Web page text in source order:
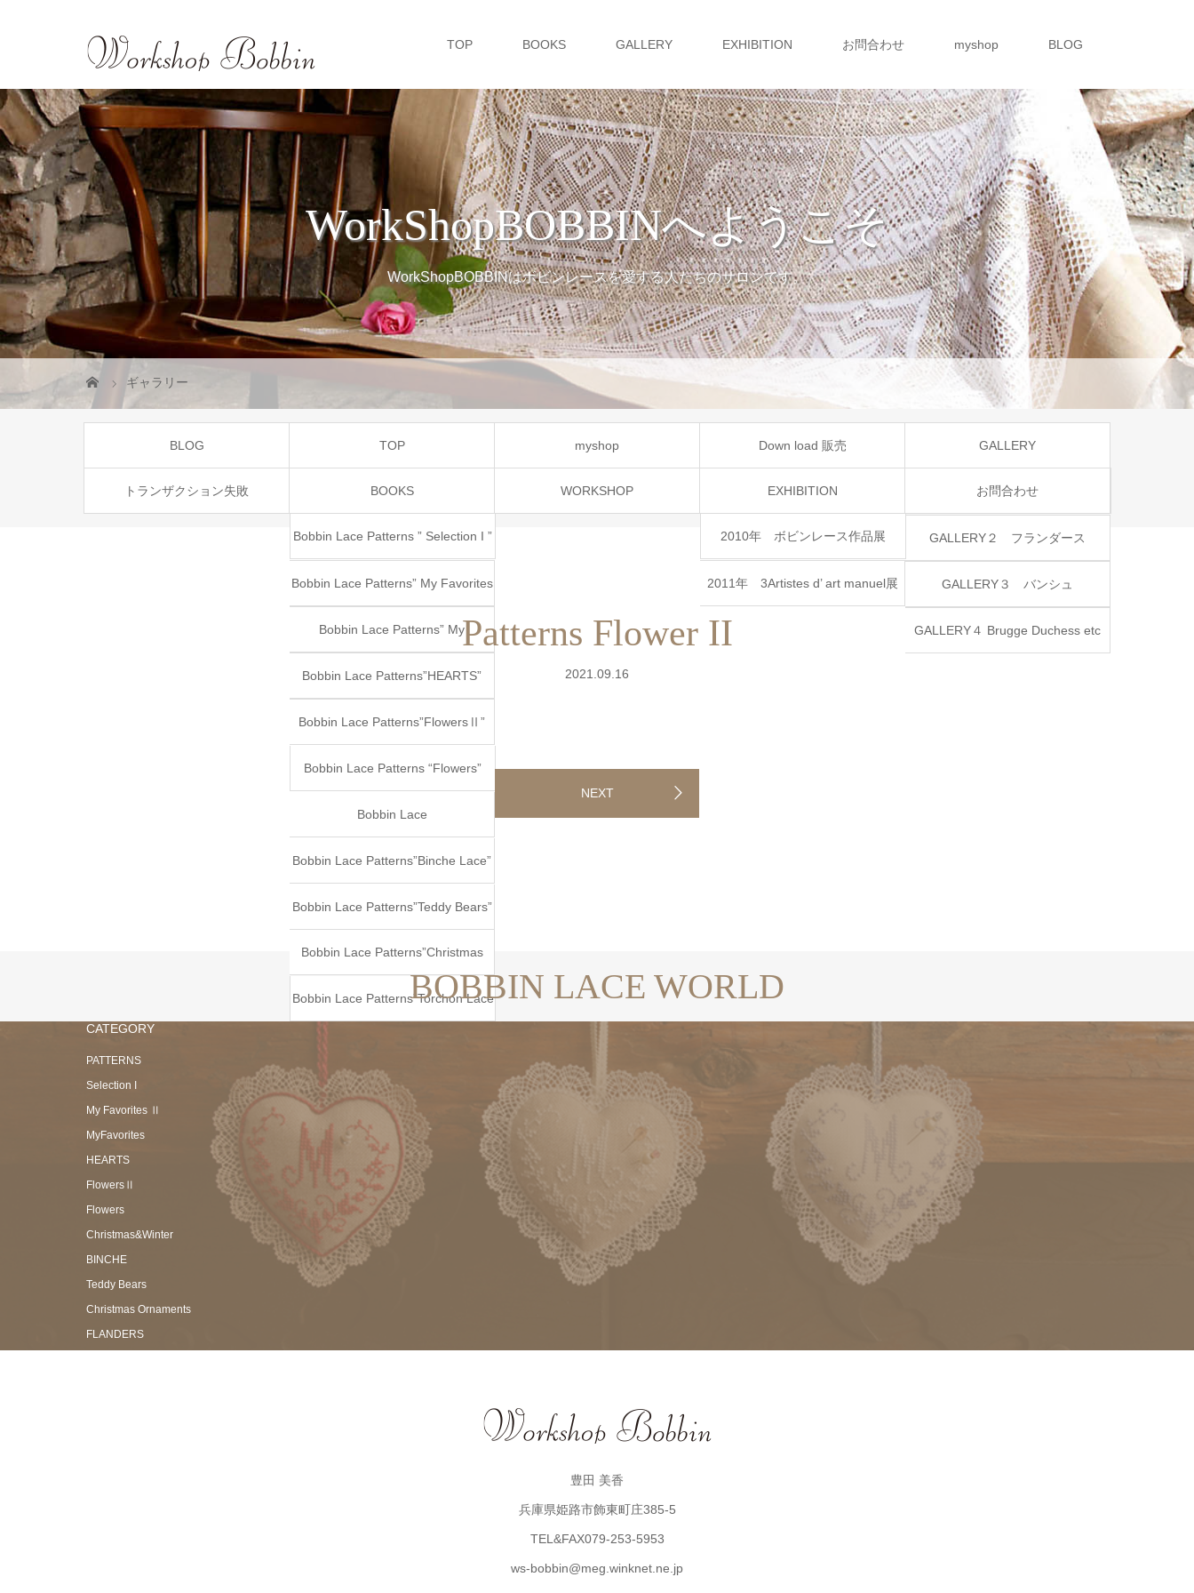
TOP BOOKS GALLERY EXHIBITION お問合わせ myshop BLOG
WorkShopBOBBINへようこそ
WorkShopBOBBINはボビンレースを愛する人たちのサロンです。
ギャラリー
BLOG TOP myshop Down load 販売 GALLERY
GALLERY1 トーション
GALLERY２ フランダース
GALLERY３ バンシュ
GALLERY４ Brugge Duchess etc
トランザクション失敗 BOOKS
Bobbin Lace Patterns ” Selection I ”
Bobbin Lace Patterns” My Favorites
II”
Bobbin Lace Patterns” My
Favorites”
Bobbin Lace Patterns”HEARTS”
Bobbin Lace Patterns”FlowersⅡ”
Bobbin Lace Patterns “Flowers”
Bobbin Lace
Patterns”Christmas&Winter”
Bobbin Lace Patterns”Binche Lace”
Bobbin Lace Patterns”Teddy Bears”
Bobbin Lace Patterns”Christmas
Ornaments”
Bobbin Lace Patterns”Torchon Lace
Bobbin Lace Patterns”Flanders
Lace vol.1″
Bobbin Lace Patterns”LETTERS”
Bobbin Lace Patterns”STAMPS”
WORKSHOP EXHIBITION
2010年 ボビンレース作品展
2011年 3Artistes d’ art manuel展
お問合わせ
Patterns Flower II
2021.09.16
NEXT
BOBBIN LACE WORLD
CATEGORY
PATTERNS
Selection I
My Favorites Ⅱ
MyFavorites
HEARTS
FlowersⅡ
Flowers
Christmas&Winter
BINCHE
Teddy Bears
Christmas Ornaments
FLANDERS
豊田 美香
兵庫県姫路市飾東町庄385-5
TEL&FAX079-253-5953
ws-bobbin@meg.winknet.ne.jp